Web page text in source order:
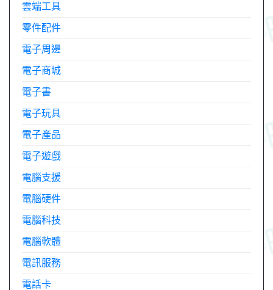
雲端工具
零件配件
電子周邊
電子商城
電子書
電子玩具
電子產品
電子遊戲
電腦支援
電腦硬件
電腦科技
電腦軟體
電訊服務
電話卡